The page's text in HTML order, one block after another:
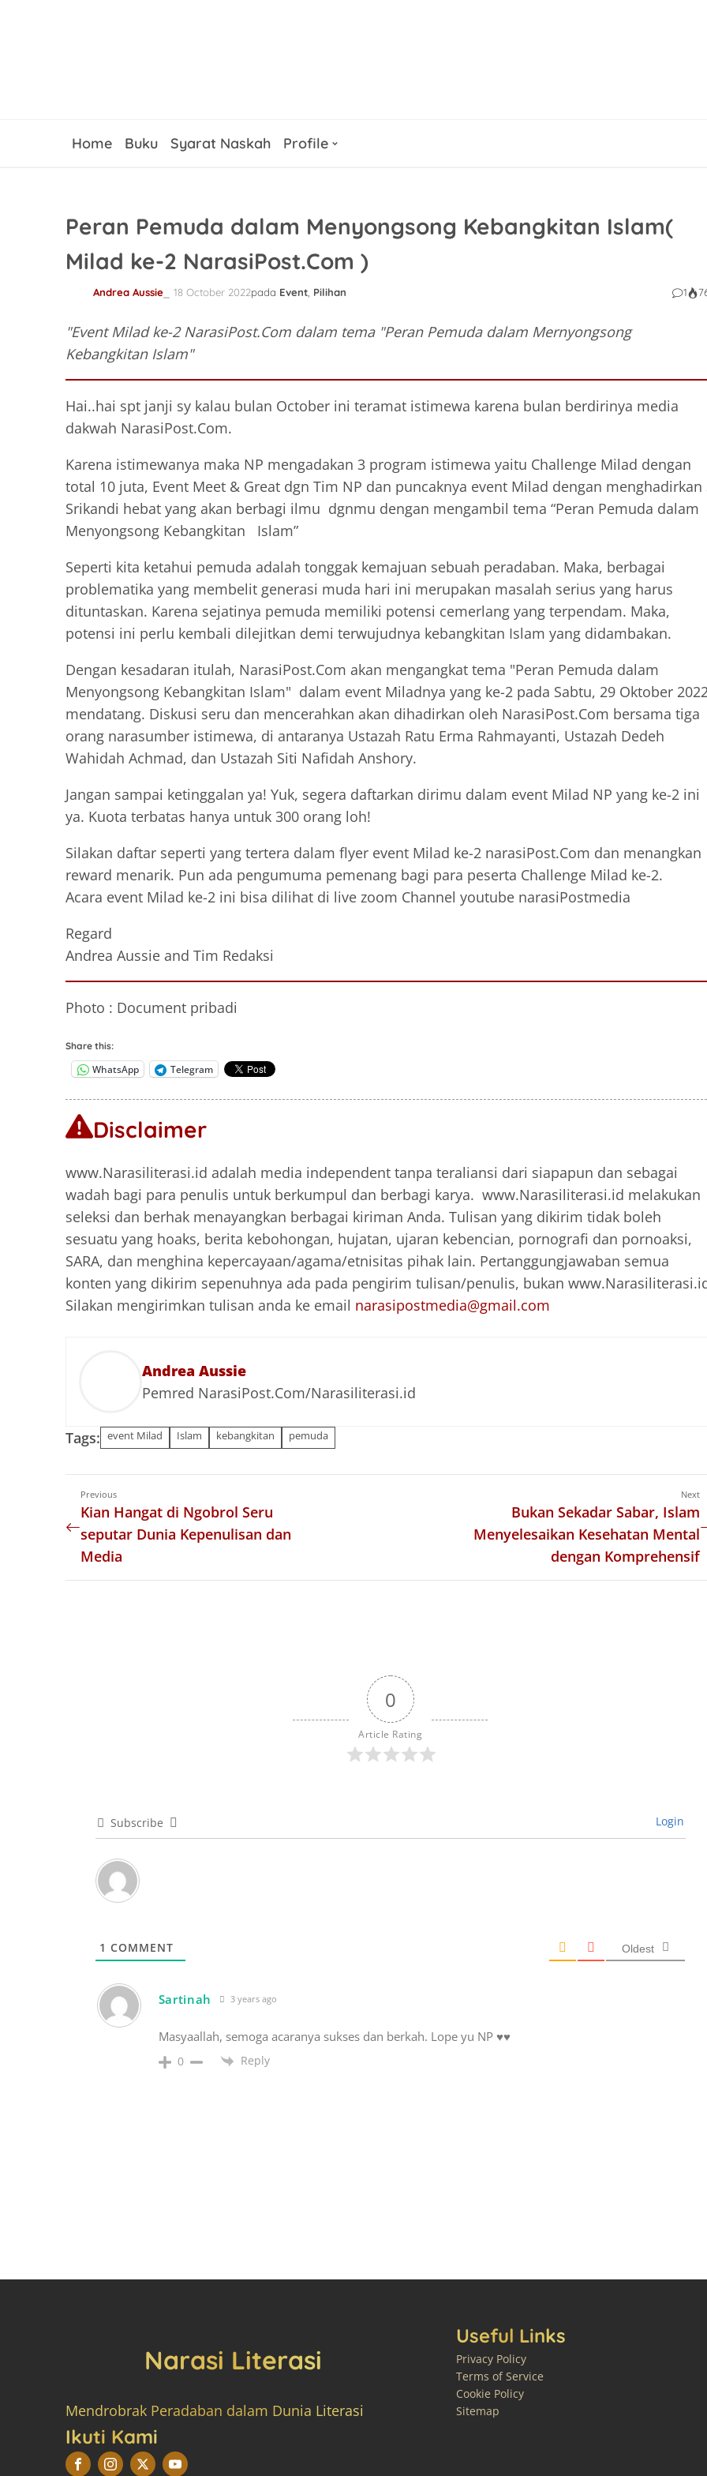
Home Buku Syarat Naskah Profile
Peran Pemuda dalam Menyongsong Kebangkitan Islam(
Milad ke-2 NarasiPost.Com )
Andrea Aussie 18 October 2022pada Event Pilihan 1
"Event Milad ke-2 NarasiPost.Com dalam tema "Peran Pemuda dalam Mernyongsong
Kebangkitan Islam"
Hai..hai spt janji sy kalau bulan October ini teramat istimewa karena bulan berdirinya media
dakwah NarasiPost.Com.
Karena istimewanya maka NP mengadakan 3 program istimewa yaitu Challenge Milad dengan
total 10 juta, Event Meet & Great dgn Tim NP dan puncaknya event Milad dengan menghadirkan
Srikandi hebat yang akan berbagi ilmu dgnmu dengan mengambil tema “Peran Pemuda dalam
Menyongsong Kebangkitan Islam”
Seperti kita ketahui pemuda adalah tonggak kemajuan sebuah peradaban. Maka, berbagai
problematika yang membelit generasi muda hari ini merupakan masalah serius yang harus
dituntaskan. Karena sejatinya pemuda memiliki potensi cemerlang yang terpendam. Maka,
potensi ini perlu kembali dilejitkan demi terwujudnya kebangkitan Islam yang didambakan.
Dengan kesadaran itulah, NarasiPost.Com akan mengangkat tema "Peran Pemuda dalam
Menyongsong Kebangkitan Islam" dalam event Miladnya yang ke-2 pada Sabtu, 29 Oktober
mendatang. Diskusi seru dan mencerahkan akan dihadirkan oleh NarasiPost.Com bersama tiga
orang narasumber istimewa, di antaranya Ustazah Ratu Erma Rahmayanti, Ustazah Dedeh
Wahidah Achmad, dan Ustazah Siti Nafidah Anshory.
Jangan sampai ketinggalan ya! Yuk, segera daftarkan dirimu dalam event Milad NP yang ke-2 ini
ya. Kuota terbatas hanya untuk 300 orang loh!
Silakan daftar seperti yang tertera dalam flyer event Milad ke-2 narasiPost.Com dan menangkan
reward menarik. Pun ada pengumuma pemenang bagi para peserta Challenge Milad ke-2.
Acara event Milad ke-2 ini bisa dilihat di live zoom Channel youtube narasiPostmedia
Regard
Andrea Aussie and Tim Redaksi
Photo : Document pribadi
Share this:
WhatsApp Telegram
Disclaimer
www.Narasiliterasi.id adalah media independent tanpa teraliansi dari siapapun dan sebagai
wadah bagi para penulis untuk berkumpul dan berbagi karya. www.Narasiliterasi.id melakukan
seleksi dan berhak menayangkan berbagai kiriman Anda. Tulisan yang dikirim tidak boleh
sesuatu yang hoaks, berita kebohongan, hujatan, ujaran kebencian, pornografi dan pornoaksi,
SARA, dan menghina kepercayaan/agama/etnisitas pihak lain. Pertanggungjawaban semua
konten yang dikirim sepenuhnya ada pada pengirim tulisan/penulis, bukan
Silakan mengirimkan tulisan anda ke email narasipostmedia@gmail.com
Andrea Aussie
Pemred NarasiPost.Com/Narasiliterasi.id
Tags: event Milad Islam kebangkitan pemuda
Previous
Kian Hangat di Ngobrol Seru
seputar Dunia Kepenulisan dan
Media
Next
Bukan Sekadar Sabar, Islam
Menyelesaikan Kesehatan Mental
dengan Komprehensif
0
Article Rating
Subscribe Login
1 COMMENT Oldest
Sartinah 3 years ago
Masyaallah, semoga acaranya sukses dan berkah. Lope yu NP ♥♥
0 Reply
Narasi Literasi
Mendrobrak Peradaban dalam Dunia Literasi
Ikuti Kami
Useful Links
Privacy Policy
Terms of Service
Cookie Policy
Sitemap